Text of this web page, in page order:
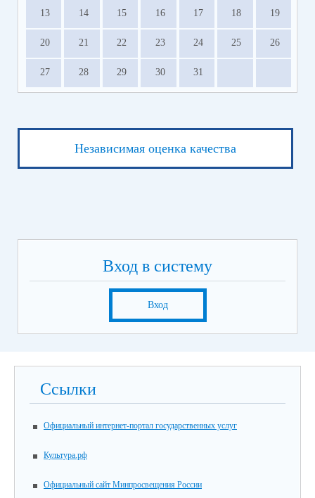
13 14 15 16 17 18 19
20 21 22 23 24 25 26
27 28 29 30 31
Независимая оценка качества
Вход в систему
Вход
Ссылки
Официальный интернет-портал государственных услуг
Культура.рф
Официальный сайт Минпросвещения России